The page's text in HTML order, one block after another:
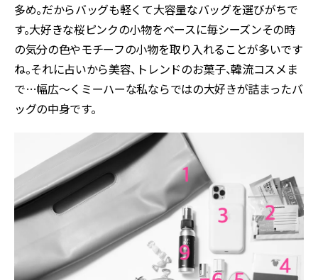
多め。だからバッグも軽くて大容量なバッグを選びがちで
す。大好きな桜ピンクの小物をベースに毎シーズンその時
の気分の色やモチーフの小物を取り入れることが多いです
ね。それに占いから美容、トレンドのお菓子、韓流コスメま
で…幅広〜くミーハーな私ならではの大好きが詰まったバ
ッグの中身です。